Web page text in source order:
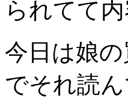
られてて
今日は娘
でそれ読ん